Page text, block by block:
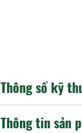
Thông số kỹ
Cấu tạo lõi:
Thông tin sản